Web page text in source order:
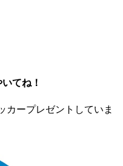
てね！
カープレゼントしていま